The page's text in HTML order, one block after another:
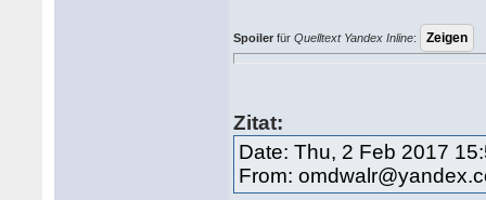
Spoiler fürQuelltext Yandex Inline:
Zitat:
Date: Thu, 2 Feb 2017
From: